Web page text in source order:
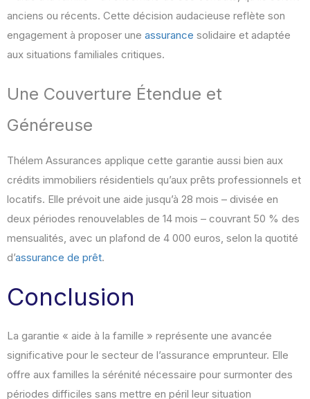
anciens ou récents. Cette décision audacieuse reflète son
engagement à proposer une assurance solidaire et adaptée
aux situations familiales critiques.
Une Couverture Étendue et
Généreuse
Thélem Assurances applique cette garantie aussi bien aux
crédits immobiliers résidentiels qu’aux prêts professionnels et
locatifs. Elle prévoit une aide jusqu’à 28 mois – divisée en
deux périodes renouvelables de 14 mois – couvrant 50 % des
mensualités, avec un plafond de 4 000 euros, selon la quotité
d’assurance de prêt.
Conclusion
La garantie « aide à la famille » représente une avancée
significative pour le secteur de l’assurance emprunteur. Elle
offre aux familles la sérénité nécessaire pour surmonter des
périodes difficiles sans mettre en péril leur situation